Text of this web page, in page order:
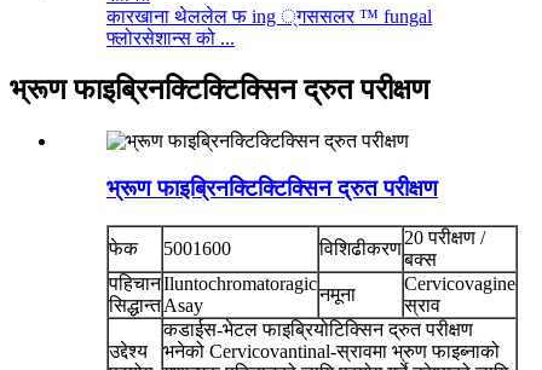
कारखाना थेललेल फ ing ्गससलर ™ fungal
फ्लोरसेशान्स को ...
भ्रूण फाइब्रिनक्टिक्टिक्सिन द्रुत परीक्षण
भ्रूण फाइब्रिनक्टिक्टिक्सिन द्रुत परीक्षण
फेक 5001600 विशिढीकरण
20 परीक्षण /
बक्स
पहिचान
सिद्धान्त
Iluntochromatoragic
Asay
नमूना
Cervicovagine
स्राव
उद्देश्य
कडाईस-भेटल फाइब्रियोटिक्सिन द्रुत परीक्षण
भनेको Cervicovantinal-स्रावमा भ्रुण फाइब्नाको